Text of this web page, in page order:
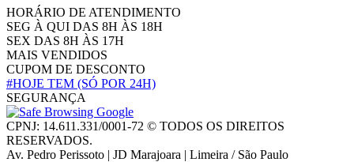
HORÁRIO DE ATENDIMENTO
SEG À QUI DAS 8H ÀS 18H
SEX DAS 8H ÀS 17H
MAIS VENDIDOS
CUPOM DE DESCONTO
#HOJE TEM (SÓ POR 24H)
SEGURANÇA
CPNJ: 14.611.331/0001-72 © TODOS OS DIREITOS
RESERVADOS.
Av. Pedro Perissoto | JD Marajoara | Limeira / São Paulo